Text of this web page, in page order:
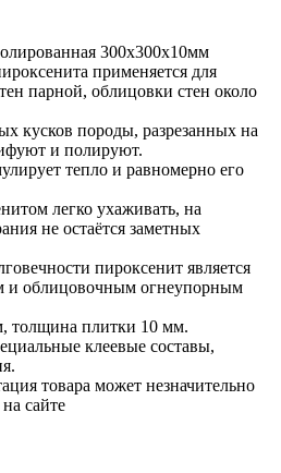
применяется для
парной, облицовки стен около
кусков породы, разрезанных на
и полируют.
тепло и равномерно его
легко ухаживать, на
не остаётся заметных
пироксенит является
и облицовочным огнеупорным
толщина плитки 10 мм.
клеевые составы,
товара может незначительно
сайте